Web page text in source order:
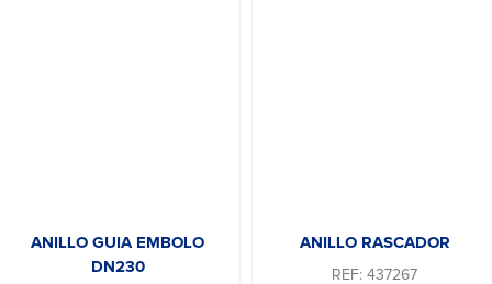
ANILLO GUIA EMBOLO
DN230
ANILLO RASCADOR
REF: 437267